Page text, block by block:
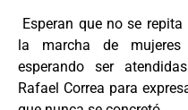
Esperan que no se
la marcha de
esperando ser
Rafael Correa para